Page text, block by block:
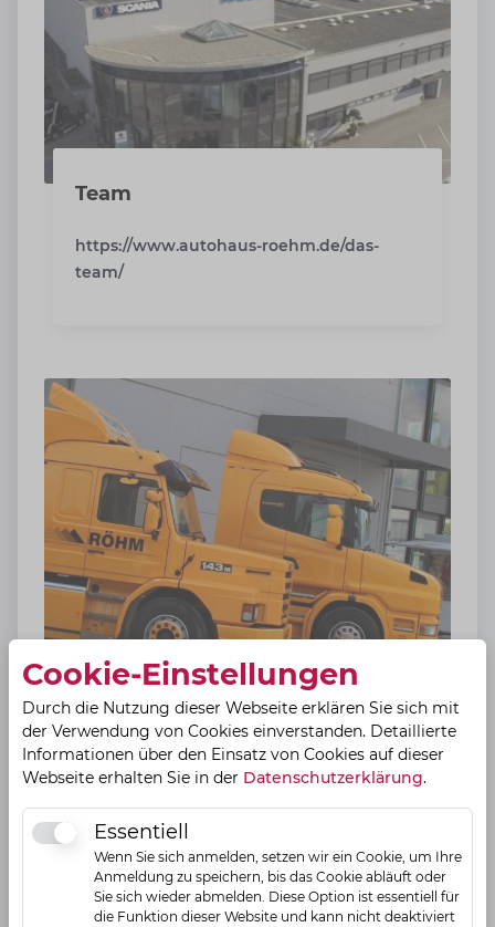
Team
https://www.autohaus-roehm.de/das-
team/
Über uns
https://www.autohaus-roehm.de/über-
uns/
Cookie-Einstellungen
Durch die Nutzung dieser Webseite erklären Sie sich mit
der Verwendung von Cookies einverstanden. Detaillierte
Informationen über den Einsatz von Cookies auf dieser
Webseite erhalten Sie in der Datenschutzerklärung.
EssentiellEssentiell
Wenn Sie sich anmelden, setzen wir ein Cookie, um Ihre
Anmeldung zu speichern, bis das Cookie abläuft oder
Sie sich wieder abmelden. Diese Option ist essentiell für
die Funktion dieser Website und kann nicht deaktiviert